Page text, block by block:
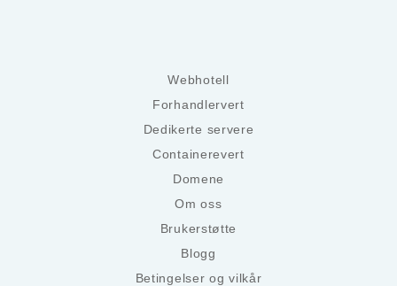
Webhotell
Forhandlervert
Dedikerte servere
Containerevert
Domene
Om oss
Brukerstøtte
Blogg
Betingelser og vilkår